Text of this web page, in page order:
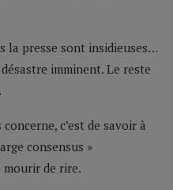
la presse sont insidieuses…
imminent. Le reste
c’est de savoir à
consensus »
mourir de rire.